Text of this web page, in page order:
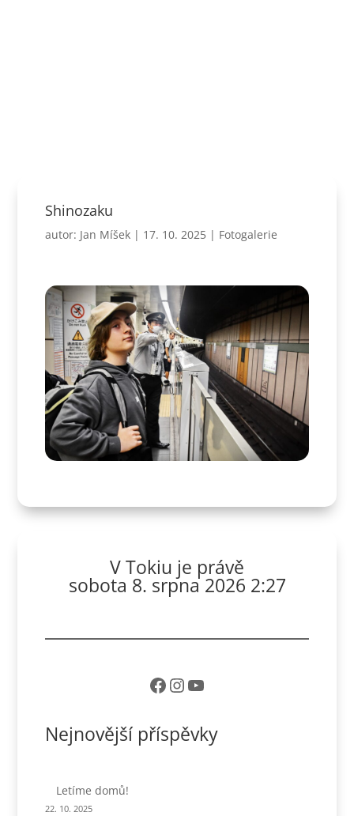
Shinozaku
autor: Jan Míšek | 17. 10. 2025 | Fotogalerie
V Tokiu je právě
sobota 8. srpna 2026 2:27
Facebook
Instagram
YouTube
Nejnovější příspěvky
Letíme domů!
22. 10. 2025